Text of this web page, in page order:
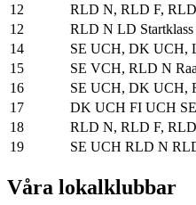
12
RLD N, RLD F,
12
RLD N LD Startklass
14
SE UCH, DK UCH,
15
SE VCH, RLD N
16
SE UCH, DK UCH,
17
DK UCH FI UCH
18
RLD N, RLD F, RLD
19
SE UCH RLD N
Våra lokalklubbar